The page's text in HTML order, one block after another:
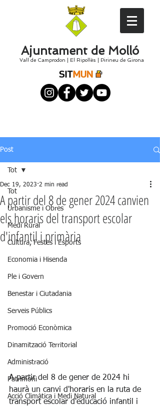
Ajuntament de Molló
Vall de Camprodon El Ripollès Pirineu de Girona
Post
Tot
Urbanisme i Obres
Medi Rural
Cultura, Festes i Esports
Economia i Hisenda
Ple i Govern
Benestar i Ciutadania
Serveis Públics
Promoció Econòmica
Dinamització Territorial
Administració
Patrimoni
Acció Climàtica i Medi Natural
Tot
A partir del 8 de gener 2024 canvien
els horaris del transport escolar
d'infantil i primària
Dec 19, 2023 2 min read
A partir del 8 de gener de 2024 hi
haurà un canvi d'horaris en la ruta de
transport escolar d'educació infantil i